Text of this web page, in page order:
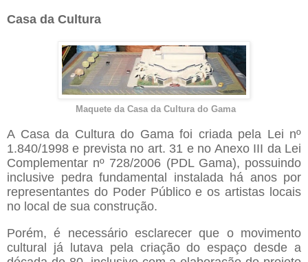
Casa da Cultura
Maquete da Casa da Cultura do Gama
A Casa da Cultura do Gama foi criada pela Lei nº
1.840/1998 e prevista no art. 31 e no Anexo III da Lei
Complementar nº 728/2006 (PDL Gama), possuindo
inclusive pedra fundamental instalada há anos por
representantes do Poder Público e os artistas locais
no local de sua construção.
Porém, é necessário esclarecer que o movimento
cultural já lutava pela criação do espaço desde a